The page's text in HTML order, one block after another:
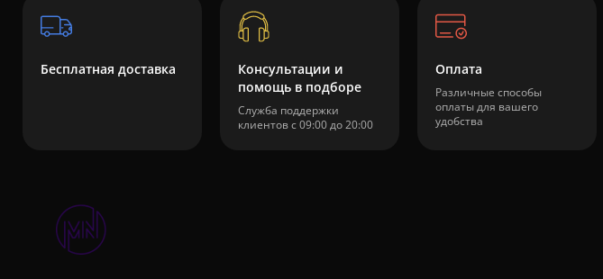
Бесплатная доставка
Консультации и
помощь в подборе
Служба поддержки
клиентов с 09:00 до 20:00
Оплата
Различные способы
оплаты для вашего
удобства